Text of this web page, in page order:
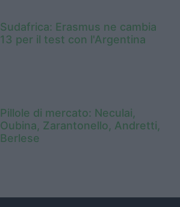
Sudafrica: Erasmus ne cambia
13 per il test con l'Argentina
Pillole di mercato: Neculai,
Oubina, Zarantonello, Andretti,
Berlese